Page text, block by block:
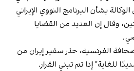
بشأن البرنامج النووي الإيراني
وقال إن العديد من القضايا
الفرنسية، حذر سفير إيران من
للغاية" إذا تم تبني القرار.